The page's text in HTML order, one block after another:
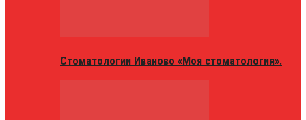
Стоматологии Иваново «Моя стоматология».